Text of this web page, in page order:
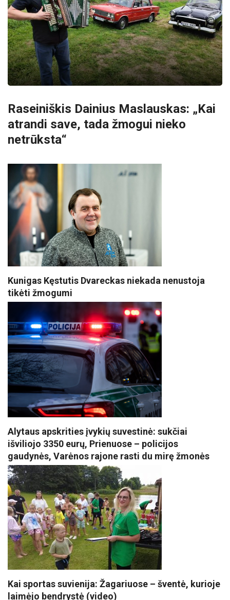
Raseiniškis Dainius Maslauskas: „Kai
atrandi save, tada žmogui nieko
netrūksta“
Kunigas Kęstutis Dvareckas niekada nenustoja
tikėti žmogumi
Alytaus apskrities įvykių suvestinė: sukčiai
išviliojo 3350 eurų, Prienuose – policijos
gaudynės, Varėnos rajone rasti du mirę žmonės
Kai sportas suvienija: Žagariuose – šventė, kurioje
laimėjo bendrystė (video)